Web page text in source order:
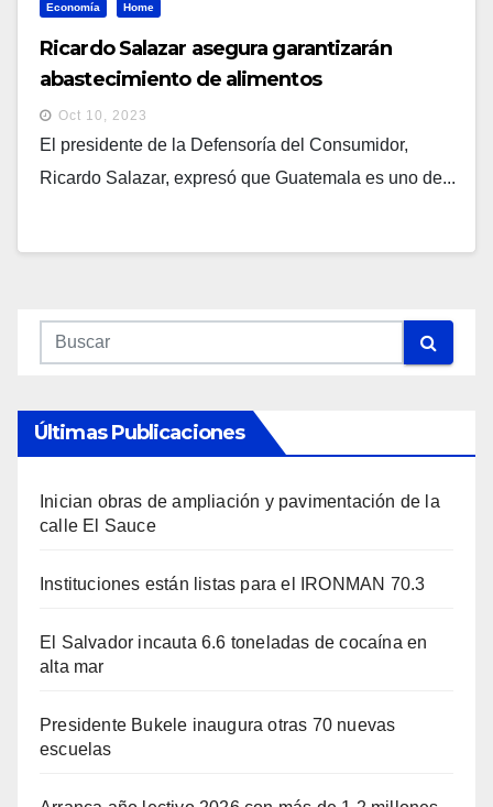
Economía Home
Ricardo Salazar asegura garantizarán
abastecimiento de alimentos
Oct 10, 2023
El presidente de la Defensoría del Consumidor,
Ricardo Salazar, expresó que Guatemala es uno de...
Últimas Publicaciones
Inician obras de ampliación y pavimentación de la
calle El Sauce
Instituciones están listas para el IRONMAN 70.3
El Salvador incauta 6.6 toneladas de cocaína en
alta mar
Presidente Bukele inaugura otras 70 nuevas
escuelas